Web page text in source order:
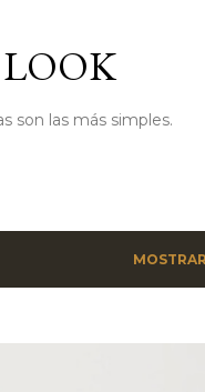
son las más simples.